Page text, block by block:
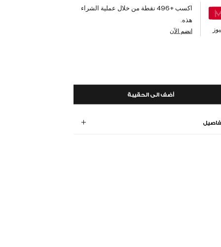
اكسب +496 نقطة من خلال عملية الشراء
هذه.
انضم الآن
أضف الى الحقيبة